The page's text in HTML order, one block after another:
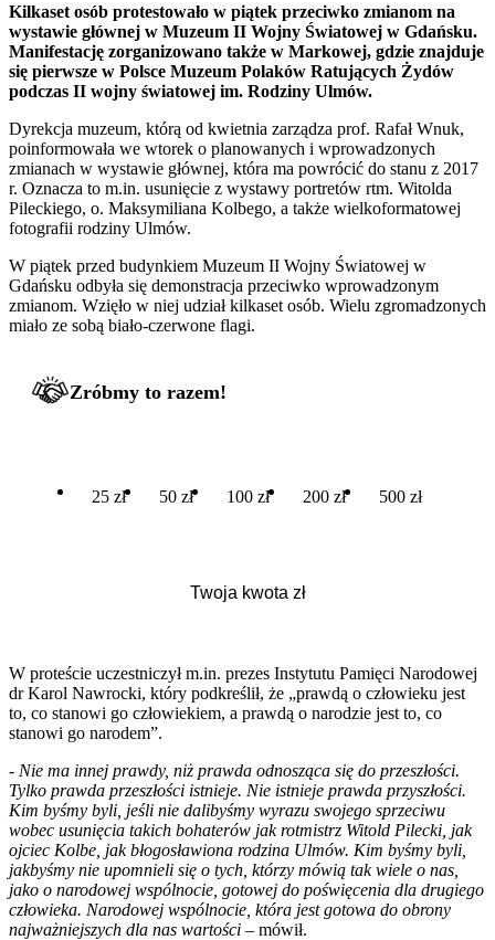
Kilkaset osób protestowało w piątek przeciwko zmianom na
wystawie głównej w Muzeum II Wojny Światowej w Gdańsku.
Manifestację zorganizowano także w Markowej, gdzie znajduje
się pierwsze w Polsce Muzeum Polaków Ratujących Żydów
podczas II wojny światowej im. Rodziny Ulmów.
Dyrekcja muzeum, którą od kwietnia zarządza prof. Rafał Wnuk,
poinformowała we wtorek o planowanych i wprowadzonych
zmianach w wystawie głównej, która ma powrócić do stanu z 2017
r. Oznacza to m.in. usunięcie z wystawy portretów rtm. Witolda
Pileckiego, o. Maksymiliana Kolbego, a także wielkoformatowej
fotografii rodziny Ulmów.
W piątek przed budynkiem Muzeum II Wojny Światowej w
Gdańsku odbyła się demonstracja przeciwko wprowadzonym
zmianom. Wzięło w niej udział kilkaset osób. Wielu zgromadzonych
miało ze sobą biało-czerwone flagi.
Zróbmy to razem!
25 zł 50 zł 100 zł 200 zł 500 zł
W proteście uczestniczył m.in. prezes Instytutu Pamięci Narodowej
dr Karol Nawrocki, który podkreślił, że „prawdą o człowieku jest
to, co stanowi go człowiekiem, a prawdą o narodzie jest to, co
stanowi go narodem”.
- Nie ma innej prawdy, niż prawda odnosząca się do przeszłości.
Tylko prawda przeszłości istnieje. Nie istnieje prawda przyszłości.
Kim byśmy byli, jeśli nie dalibyśmy wyrazu swojego sprzeciwu
wobec usunięcia takich bohaterów jak rotmistrz Witold Pilecki, jak
ojciec Kolbe, jak błogosławiona rodzina Ulmów. Kim byśmy byli,
jakbyśmy nie upomnieli się o tych, którzy mówią tak wiele o nas,
jako o narodowej wspólnocie, gotowej do poświęcenia dla drugiego
człowieka. Narodowej wspólnocie, która jest gotowa do obrony
najważniejszych dla nas wartości – mówił.